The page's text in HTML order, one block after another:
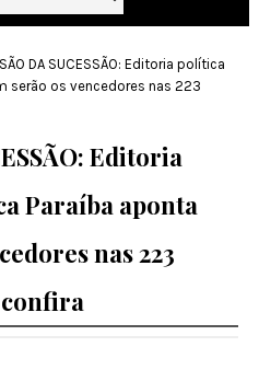
DA SUCESSÃO: Editoria política
serão os vencedores nas 223
Editoria
Paraíba aponta
nas 223
confira